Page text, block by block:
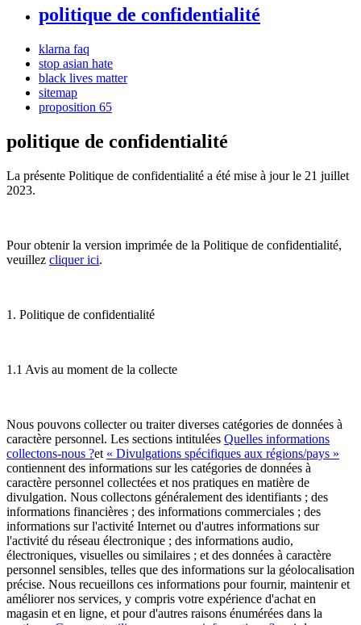
politique de confidentialité
klarna faq
stop asian hate
black lives matter
sitemap
proposition 65
politique de confidentialité
La présente Politique de confidentialité a été mise à jour le 21 juillet
2023.
Pour obtenir la version imprimée de la Politique de confidentialité,
veuillez cliquer ici.
1. Politique de confidentialité
1.1 Avis au moment de la collecte
Nous pouvons collecter ou traiter diverses catégories de données à
caractère personnel. Les sections intitulées Quelles informations
collectons-nous ?et « Divulgations spécifiques aux régions/pays »
contiennent des informations sur les catégories de données à
caractère personnel collectées et nos pratiques en matière de
divulgation. Nous collectons généralement des identifiants ; des
informations financières ; des informations commerciales ; des
informations sur l'activité Internet ou d'autres informations sur
l'activité du réseau électronique ; des informations audio,
électroniques, visuelles ou similaires ; et des données à caractère
personnel sensibles, telles que des informations sur la géolocalisation
précise. Nous recueillons ces informations pour fournir, maintenir et
améliorer nos services, y compris votre expérience d'achat en
magasin et en ligne, et pour d'autres raisons énumérées dans la